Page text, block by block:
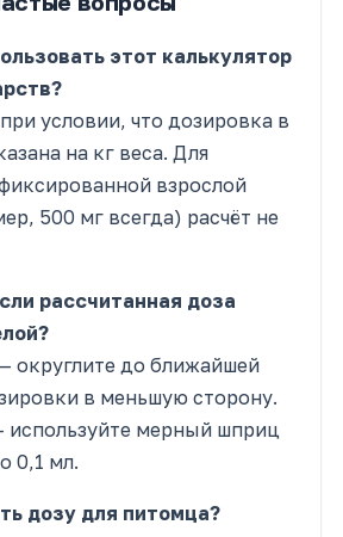
этот калькулятор
условии, что дозировка в
на кг веса. Для
взрослой
500 мг всегда) расчёт не
рассчитанная доза
округлите до ближайшей
в меньшую сторону.
используйте мерный шприц
0,1 мл.
дозу для питомца?